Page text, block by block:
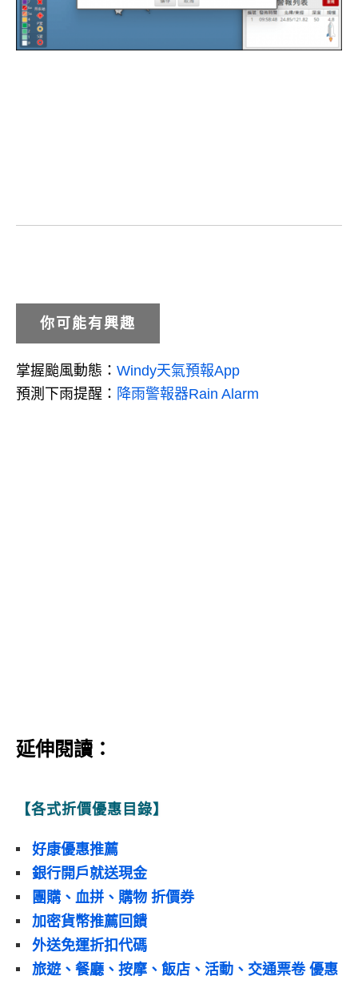
你可能有興趣
掌握颱風動態： Windy天氣預報App
預測下雨提醒： 降雨警報器Rain Alarm
延伸閱讀：
【各式折價優惠目錄】
好康優惠推薦
銀行開戶就送現金
團購、血拼、購物 折價券
加密貨幣推薦回饋
外送免運折扣代碼
旅遊、餐廳、按摩、飯店、活動、交通票卷 優惠